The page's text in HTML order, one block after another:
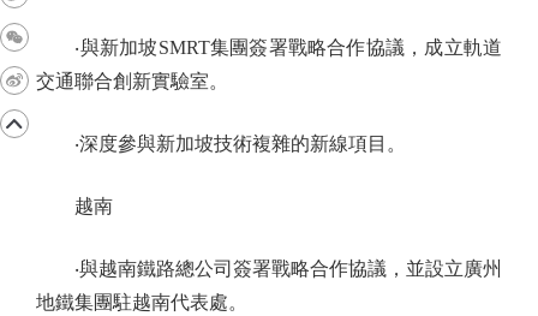
‧與新加坡SMRT集團簽署戰略合作協議，成立軌道
交通聯合創新實驗室。
‧深度參與新加坡技術複雜的新線項目。
越南
‧與越南鐵路總公司簽署戰略合作協議，並設立廣州
地鐵集團駐越南代表處。